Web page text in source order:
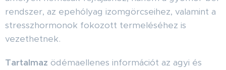
rendszer, az epehólyag izomgörcseihez, valamint a
stresszhormonok fokozott termeléséhez is
vezethetnek.
Tartalmaz ödémaellenes információt az agyi és